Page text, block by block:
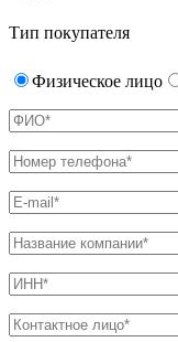
Тип покупателя
Физическое лицо